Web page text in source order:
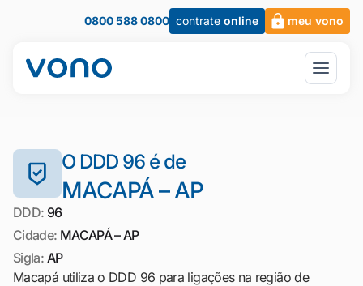
0800 588 0800 contrate online meu vono
O DDD 96 é de
MACAPÁ – AP
DDD: 96
Cidade: MACAPÁ – AP
Sigla: AP
Macapá utiliza o DDD 96 para ligações na região de